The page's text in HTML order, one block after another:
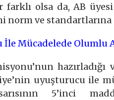
farklı olsa da, AB
norm ve
İle Mücadelede Olumlu
uyuşturucu ile
5’inci